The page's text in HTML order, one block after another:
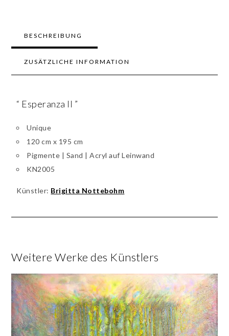
BESCHREIBUNG
ZUSÄTZLICHE INFORMATION
“ Esperanza II ”
Unique
120 cm x 195 cm
Pigmente | Sand | Acryl auf Leinwand
KN2005
Künstler: Brigitta Nottebohm
Weitere Werke des Künstlers